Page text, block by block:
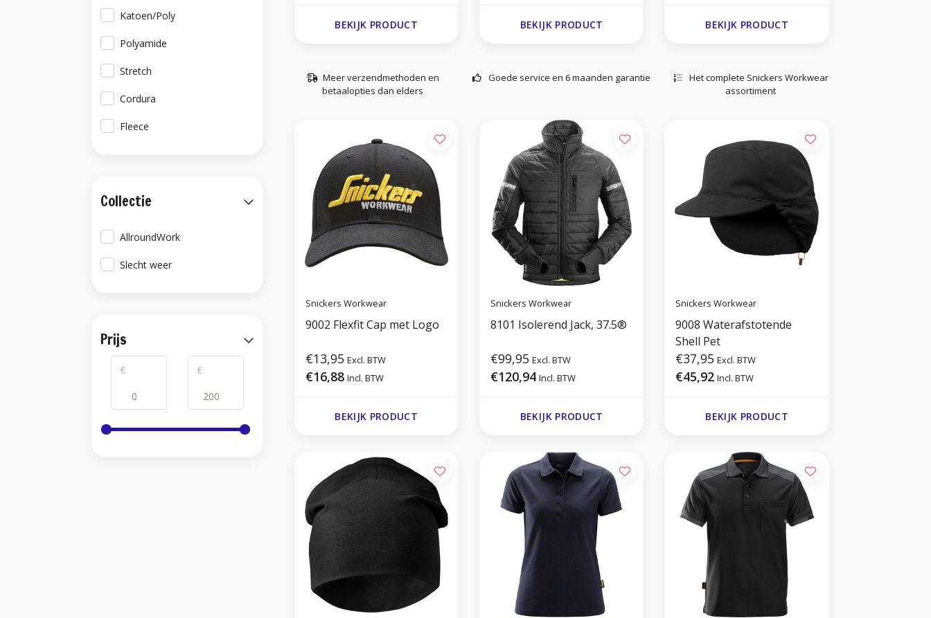
BEKIJK PRODUCT BEKIJK PRODUCT BEKIJK PRODUCT
Meer verzendmethoden en
betaalopties dan elders
Goede service en 6 maanden garantie
Het complete Snickers Workwear
assortiment
Snickers Workwear
9002 Flexfit Cap met Logo
€13,95 Excl. BTW
€16,88 Incl. BTW
BEKIJK PRODUCT
Snickers Workwear
8101 Isolerend Jack, 37.5®
€99,95 Excl. BTW
€120,94 Incl. BTW
BEKIJK PRODUCT
Snickers Workwear
9008 Waterafstotende
Shell Pet
€37,95 Excl. BTW
€45,92 Incl. BTW
BEKIJK PRODUCT
Katoen/Poly
Polyamide
Stretch
Cordura
Fleece
Collectie
AllroundWork
Slecht weer
Prijs
€ €